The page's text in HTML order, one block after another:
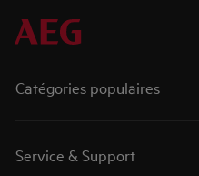
Catégories populaires
Service & Support